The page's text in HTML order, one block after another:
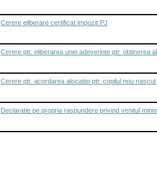
Cerere eliberare certificat impozit PJ
Cerere ptr. eliberarea unei adeverinte ptr. obtinerea
Cerere ptr. acordarea alocatiei ptr. copilul nou
Declaratie pe propria raspundere privind venitul